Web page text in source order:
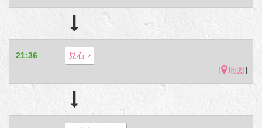
21:36
見石
[
地図]